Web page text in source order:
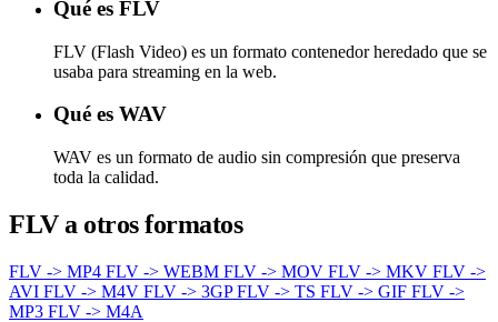
Qué es FLV
FLV (Flash Video) es un formato contenedor heredado que se
usaba para streaming en la web.
Qué es WAV
WAV es un formato de audio sin compresión que preserva
toda la calidad.
FLV a otros formatos
FLV -> MP4 FLV -> WEBM FLV -> MOV FLV -> MKV FLV ->
AVI FLV -> M4V FLV -> 3GPFLV -> TS FLV -> GIF FLV ->
MP3 FLV -> M4A